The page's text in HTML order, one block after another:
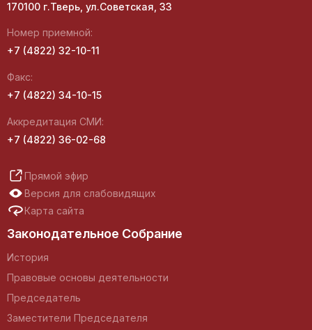
170100 г.Тверь, ул.Советская, 33
Номер приемной:
+7 (4822) 32-10-11
Факс:
+7 (4822) 34-10-15
Аккредитация СМИ:
+7 (4822) 36-02-68
Прямой эфир
Версия для слабовидящих
Карта сайта
Законодательное Собрание
История
Правовые основы деятельности
Председатель
Заместители Председателя